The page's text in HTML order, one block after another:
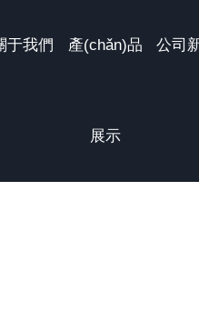
于我們 產(chǎn)品
展示
公司